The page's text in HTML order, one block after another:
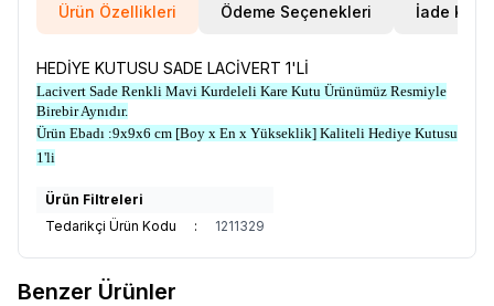
Ürün Özellikleri Ödeme Seçenekleri İade
HEDİYE KUTUSU SADE LACİVERT 1'Lİ
Lacivert Sade Renkli Mavi Kurdeleli Kare Kutu Ürünümüz Resmiyle
Birebir Aynıdır.
Ürün Ebadı :9x9x6 cm [Boy x En x Yükseklik] Kaliteli Hediye Kutusu
1'li
Ürün Filtreleri
Tedarikçi Ürün Kodu
: 1211329
Benzer Ürünler